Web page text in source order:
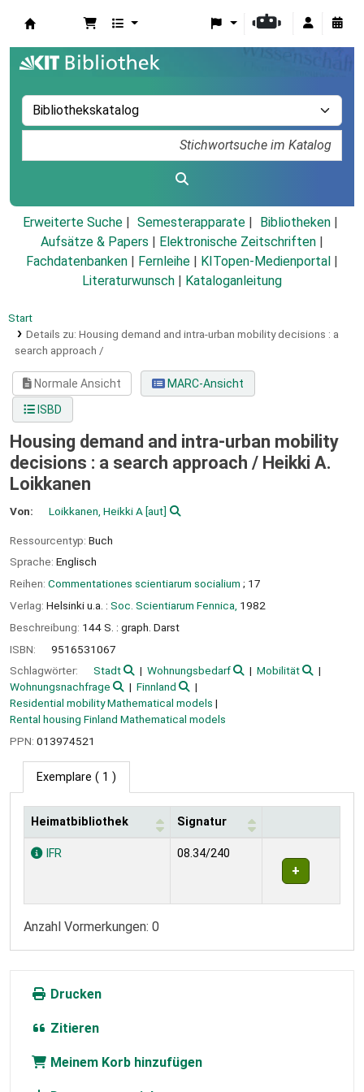
Erweiterte Suche Semesterapparate
Bibliotheken
Aufsätze & Papers
Elektronische Zeitschriften
Fachdatenbanken
Fernleihe KITopen-Medienportal
Literaturwunsch
Kataloganleitung
Start
Details zu: Housing demand and intra-urban mobility decisions : a
search approach /
Normale Ansicht
MARC-Ansicht
ISBD
Housing demand and intra-urban mobility
decisions : a search approach / Heikki A.
Loikkanen
Von: Loikkanen, Heikki A [aut]
Ressourcentyp: Buch
Sprache: Englisch
Reihen: Commentationes scientiarum socialium ; 17
Verlag: Helsinki u.a. : Soc. Scientiarum Fennica, 1982
Beschreibung: 144 S. : graph. Darst
ISBN:
9516531067
Schlagwörter:
Stadt Wohnungsbedarf
Mobilität
Wohnungsnachfrage
Finnland
Residential mobility Mathematical models
Rental housing Finland Mathematical models
PPN: 013974521
Exemplare ( 1 )
Exemplare
Heimatbibliothek Signatur
IFR 08.34/240
Anzahl Vormerkungen: 0
Drucken
Zitieren
Meinem Korb hinzufügen